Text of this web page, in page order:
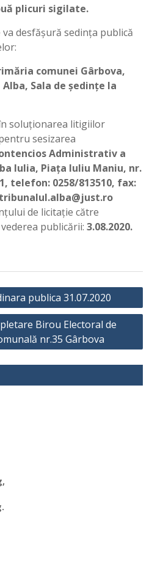
plicuri sigilate.
va desfășură sedința publică
comunei Gârbova,
Sala de ședințe la
soluționarea litigiilor
sesizarea
Administrativ a
Iulia, Piața Iuliu Maniu, nr.
telefon: 0258/813510, fax:
de licitație către
publicării: 3.08.2020.
publica 31.07.2020
Birou Electoral de
nr.35 Gârbova